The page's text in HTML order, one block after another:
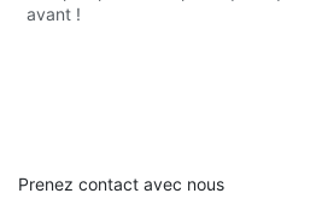
avant !
Prenez contact avec nous